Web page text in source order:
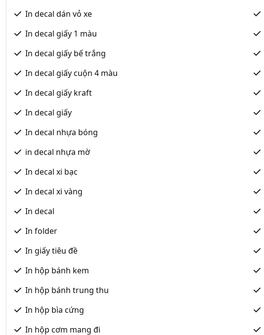
In decal dán vỏ xe
In decal giấy 1 màu
In decal giấy bế trắng
In decal giấy cuộn 4 màu
In decal giấy kraft
In decal giấy
In decal nhựa bóng
in decal nhựa mờ
In decal xi bạc
In decal xi vàng
In decal
In folder
In giấy tiêu đề
In hộp bánh kem
In hộp bánh trung thu
In hộp bìa cứng
In hộp cơm mang đi